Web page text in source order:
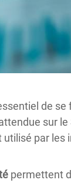
de
sur le
utilisé par les
permettent